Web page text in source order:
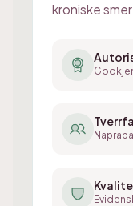
kroniske